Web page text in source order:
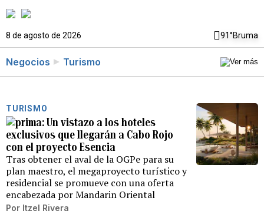
8 de agosto de 2026 91°Bruma
Negocios Turismo
TURISMO
Un vistazo a los hoteles
exclusivos que llegarán a Cabo Rojo
con el proyecto Esencia
Tras obtener el aval de la OGPe para su
plan maestro, el megaproyecto turístico y
residencial se promueve con una oferta
encabezada por Mandarin Oriental
Por Itzel Rivera